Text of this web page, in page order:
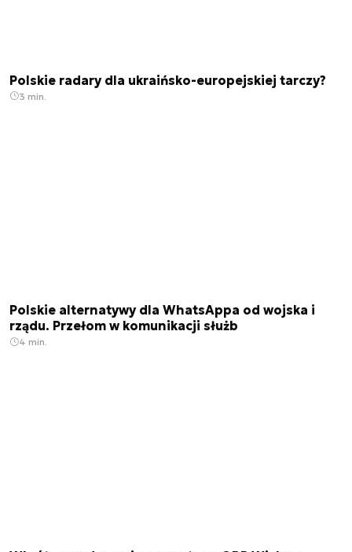
Polskie radary dla ukraińsko-europejskiej tarczy?
3 min.
Polskie alternatywy dla WhatsAppa od wojska i
rządu. Przełom w komunikacji służb
4 min.